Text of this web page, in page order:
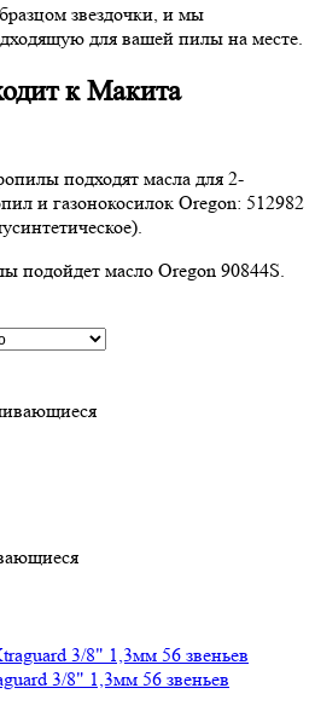
звездочки, и мы
для вашей пилы на месте.
к Макита
подходят масла для 2-
и газонокосилок Oregon: 512982
подойдет масло Oregon 90844S.
3/8" 1,3мм 56 звеньев